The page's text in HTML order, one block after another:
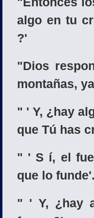
algo en tu
?'
"Dios
montañas,
" ' Y, ¿hay
que Tú has
" ' S í, el
que lo
" ' Y, ¿hay